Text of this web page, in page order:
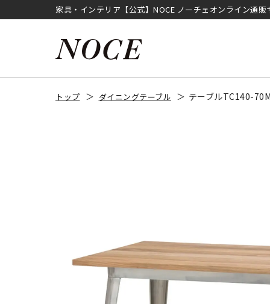
家具・インテリア【公式】NOCE ノーチェオンライン通販
トップ ダイニングテーブル テーブルTC140-